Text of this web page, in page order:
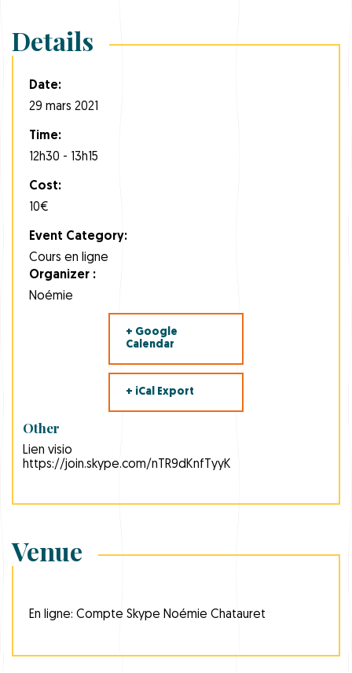
Details
Date:
29 mars 2021
Time:
12h30 - 13h15
Cost:
10€
Event Category:
Cours en ligne
Organizer :
Noémie
+ Google
Calendar
+ iCal Export
Other
Lien visio
https://join.skype.com/nTR9dKnfTyyK
Venue
En ligne: Compte Skype Noémie Chatauret